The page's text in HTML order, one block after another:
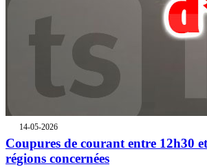
14-05-2026
Coupures de courant entre 12h30
régions concernées